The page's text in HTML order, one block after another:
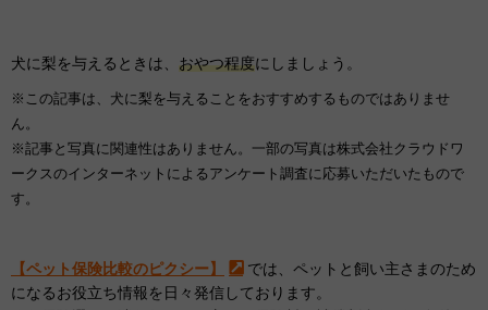
犬に梨を与えるときは、 おやつ程度にしましょう。
※この記事は、犬に梨を与えることをおすすめするものではありませ
ん。
※記事と写真に関連性はありません。一部の写真は株式会社クラウドワ
ークスのインターネットによるアンケート調査に応募いただいたもので
す。
【ペット保険比較のピクシー】
では、ペットと飼い主さまのため
になるお役立ち情報を日々発信しております。